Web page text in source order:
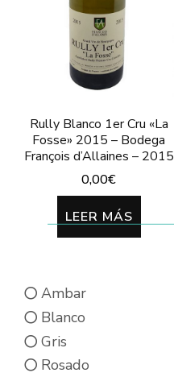
Rully Blanco 1er Cru «La
Fosse» 2015 – Bodega
François d’Allaines – 2015
0,00€
LEER MÁS
Ambar
Blanco
Gris
Rosado